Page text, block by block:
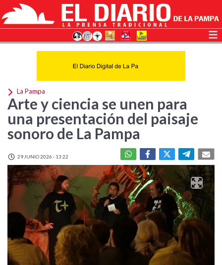
La Pampa
Arte y ciencia se unen para
una presentación del paisaje
sonoro de La Pampa
29 JUNIO 2026 - 13:22